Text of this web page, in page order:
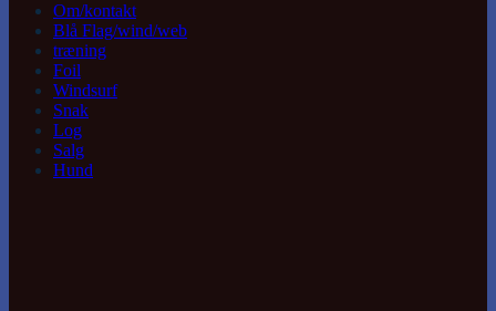
Om/kontakt
Blå Flag/wind/web
træning
Foil
Windsurf
Snak
Log
Salg
Hund